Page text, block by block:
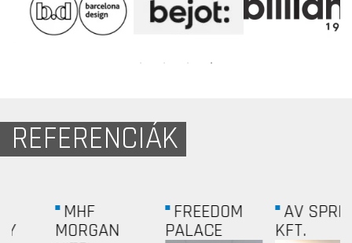
REFERENCIÁK
AV SPRING
HUNGAROCONTROLRÓMAI
TENISZ...